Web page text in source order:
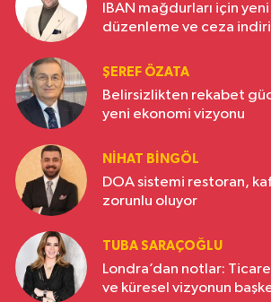
IBAN mağdurları için
düzenleme ve ceza
ŞEREF ÖZATA
Belirsizlikten rekabet
yeni ekonomi vizyonu
NIHAT BINGÖL
DOA sistemi restoran,
zorunlu oluyor
TUBA SARAÇOĞLU
Londra’dan notlar:
ve küresel vizyonun